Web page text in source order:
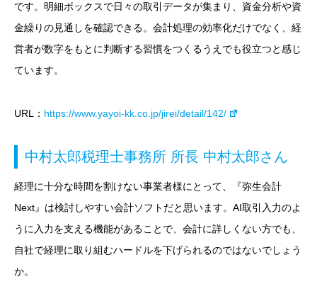
です。明細ボックスで日々の取引データが集まり、資金分析や資
金繰りの見通しを確認できる。会計処理の効率化だけでなく、経
営者が数字をもとに判断する習慣をつくるうえでも役立つと感じ
ています。
URL： https://www.yayoi-kk.co.jp/jirei/detail/142/
中村太郎税理士事務所 所長 中村太郎さん
経理に十分な時間を割けない事業者様にとって、『弥生会計
Next』は検討しやすい会計ソフトだと思います。AI取引入力のよ
うに入力を支える機能があることで、会計に詳しくない方でも、
自社で経理に取り組むハードルを下げられるのではないでしょう
か。